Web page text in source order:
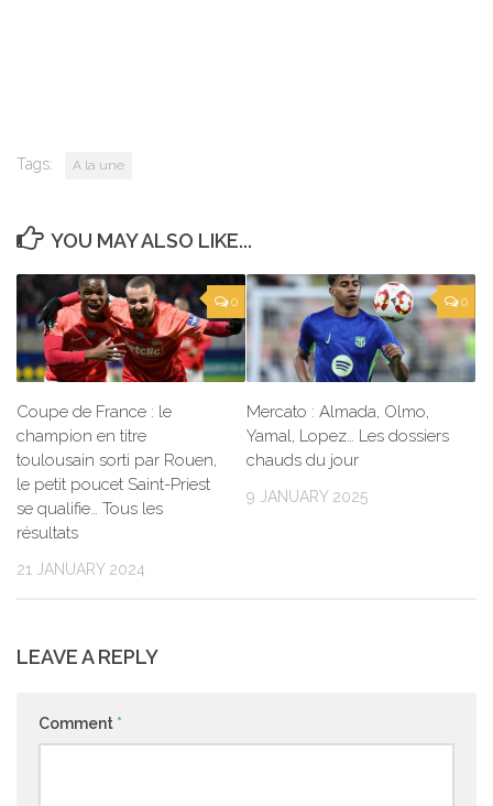
Tags: A la une
YOU MAY ALSO LIKE...
0
Coupe de France : le
champion en titre
toulousain sorti par Rouen,
le petit poucet Saint-Priest
se qualifie… Tous les
résultats
21 JANUARY 2024
0
Mercato : Almada, Olmo,
Yamal, Lopez… Les dossiers
chauds du jour
9 JANUARY 2025
LEAVE A REPLY
Comment *